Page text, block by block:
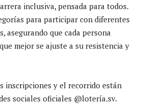
inclusiva, pensada para todos.
para participar con diferentes
asegurando que cada persona
mejor se ajuste a su resistencia y
inscripciones y el recorrido están
sociales oficiales @lotería.sv.